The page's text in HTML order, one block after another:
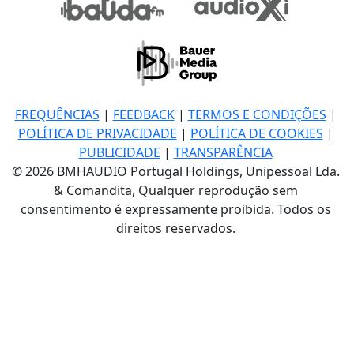
FREQUÊNCIAS | FEEDBACK| TERMOS E CONDIÇÕES |
POLÍTICA DE PRIVACIDADE | POLÍTICA DE COOKIES |
PUBLICIDADE | TRANSPARÊNCIA
© 2026 BMHAUDIO Portugal Holdings, Unipessoal Lda.
& Comandita, Qualquer reprodução sem
consentimento é expressamente proibida. Todos os
direitos reservados.